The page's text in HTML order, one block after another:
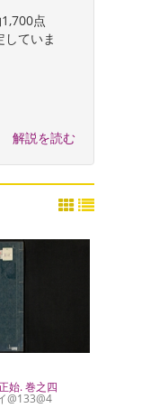
点
ていま
解説を読む
始. 巻之四
@133@4